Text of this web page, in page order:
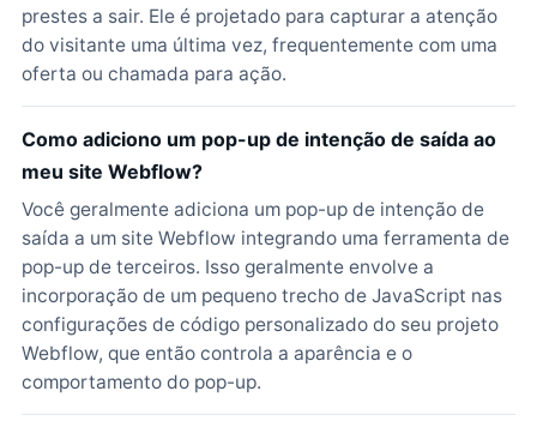
prestes a sair. Ele é projetado para capturar a atenção
do visitante uma última vez, frequentemente com uma
oferta ou chamada para ação.
Como adiciono um pop-up de intenção de saída ao
meu site Webflow?
Você geralmente adiciona um pop-up de intenção de
saída a um site Webflow integrando uma ferramenta de
pop-up de terceiros. Isso geralmente envolve a
incorporação de um pequeno trecho de JavaScript nas
configurações de código personalizado do seu projeto
Webflow, que então controla a aparência e o
comportamento do pop-up.